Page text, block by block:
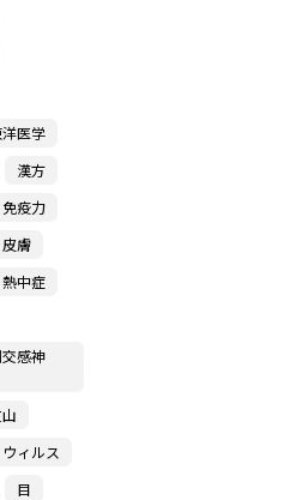
洋医学
漢方
免疫力
皮膚
熱中症
感神
ウィルス
目